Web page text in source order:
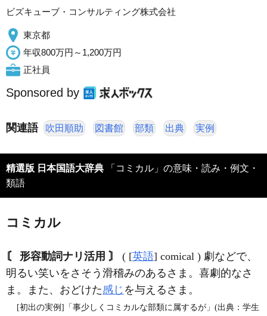
ビズキューブ・コンサルティング株式会社
東京都
年収800万円～1,200万円
正社員
Sponsored by
関連語 吹田順助 図書館 部類 出典 実例
精選版 日本国語大辞典 「コミカル」の意味・読み・例文・
類語
コミカル
〘 形容動詞ナリ活用 〙 ( [英語] comical ) 劇などで、
明るい笑いをさそう滑稽みのあるさま。喜劇的なさ
ま。また、おどけた感じ を与えるさま。
[初出の実例]「事少しくコミカルな部類に属するが」(出典：学生